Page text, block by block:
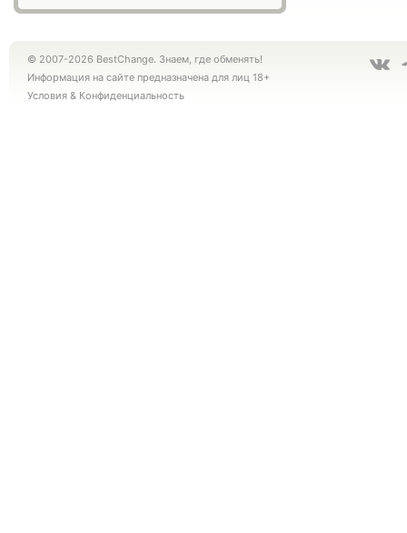
© 2007-2026 BestChange. Знаем, где обменять!
Информация на сайте предназначена для лиц 18+
Условия & Конфиденциальность